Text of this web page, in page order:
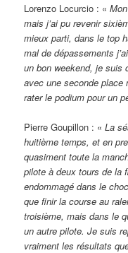
Lorenzo Locurcio : «
mais j’ai pu revenir
mieux parti, dans le top
mal de dépassements
un bon weekend, je suis
avec une seconde place
rater le podium pour un
Pierre Goupillon : «La
huitième temps, et en
quasiment toute la
pilote à deux tours de la
endommagé dans le
que finir la course au
troisième, mais dans le
un autre pilote. Je suis
vraiment les résultats